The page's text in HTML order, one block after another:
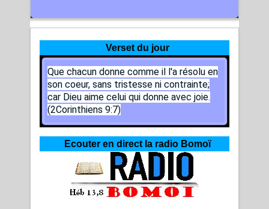
Verset du jour
Que chacun donne comme il l'a résolu en
son coeur, sans tristesse ni contrainte;
car Dieu aime celui qui donne avec joie.
(2Corinthiens 9:7)
Ecouter en direct la radio Bomoï